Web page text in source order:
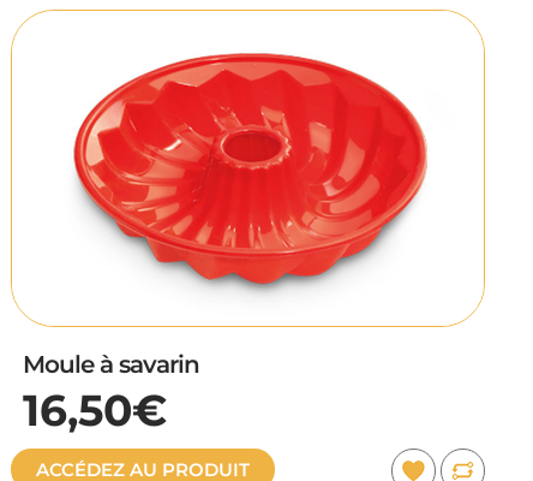
Moule à savarin
16,50€
ACCÉDEZ AU PRODUIT